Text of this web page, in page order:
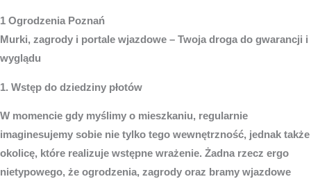
1 Ogrodzenia Poznań
Murki, zagrody i portale wjazdowe – Twoja droga do gwarancji i
wyglądu
1. Wstęp do dziedziny płotów
W momencie gdy myślimy o mieszkaniu, regularnie
imaginesujemy sobie nie tylko tego wewnętrzność, jednak także
okolicę, które realizuje wstępne wrażenie. Żadna rzecz ergo
nietypowego, że ogrodzenia, zagrody oraz bramy wjazdowe